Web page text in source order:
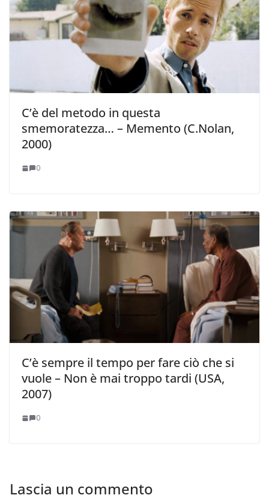
C’è del metodo in questa
smemoratezza… – Memento (C.Nolan,
2000)
0
C’è sempre il tempo per fare ciò che si
vuole – Non è mai troppo tardi (USA,
2007)
0
Lascia un commento